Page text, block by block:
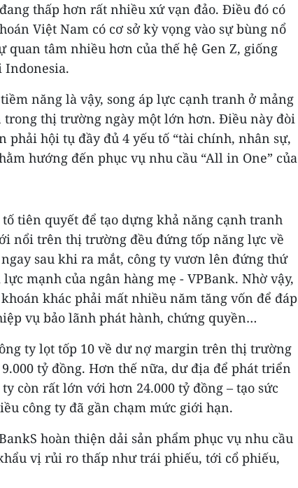
thấp hơn rất nhiều xứ vạn đảo. Điều đó có
Việt Nam có cơ sở kỳ vọng vào sự bùng nổ
quan tâm nhiều hơn của thế hệ Gen Z, giống
Indonesia.
năng là vậy, song áp lực cạnh tranh ở mảng
thị trường ngày một lớn hơn. Điều này đòi
phải hội tụ đầy đủ 4 yếu tố “tài chính, nhân sự,
hướng đến phục vụ nhu cầu “All in One” của
tiên quyết để tạo dựng khả năng cạnh tranh
nổi trên thị trường đều đứng tốp năng lực về
sau khi ra mắt, công ty vươn lên đứng thứ
mạnh của ngân hàng mẹ - VPBank. Nhờ vậy,
khác phải mất nhiều năm tăng vốn để đáp
vụ bảo lãnh phát hành, chứng quyền…
ty lọt tốp 10 về dư nợ margin trên thị trường
tỷ đồng. Hơn thế nữa, dư địa để phát triển
còn rất lớn với hơn 24.000 tỷ đồng – tạo sức
công ty đã gần chạm mức giới hạn.
hoàn thiện dải sản phẩm phục vụ nhu cầu
vị rủi ro thấp như trái phiếu, tới cổ phiếu,